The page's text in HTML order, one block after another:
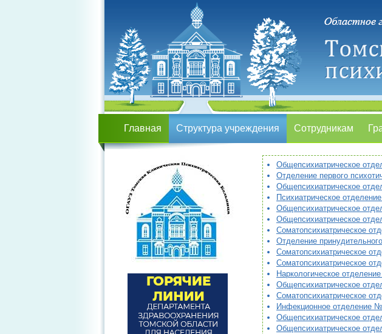
Главная Структура учреждения Сотрудникам
Общепсихиатрическое
Отделение первого
Общепсихиатрическое
Психиатрическое
Общепсихиатрическое
Общепсихиатрическое
Соматопсихиатрическое
Отделение
Соматопсихиатрическое
Соматопсихиатрическое
Наркологическое
Общепсихиатрическое
Соматопсихиатрическое
Инфекционное отделение
Общепсихиатрическое
Общепсихиатрическое